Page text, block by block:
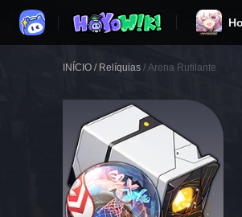
INÍCIO / Relíquias / Arena Rutilante